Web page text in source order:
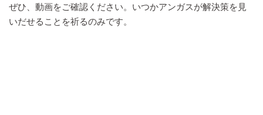
ぜひ、動画をご確認ください。いつかアンガスが解決策を見
いだせることを祈るのみです。